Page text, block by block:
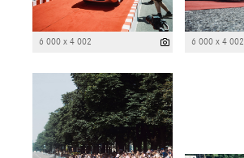
6 000 x 4 002 6 000 x 4 002